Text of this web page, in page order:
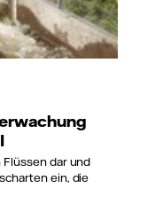
dar und
ein, die